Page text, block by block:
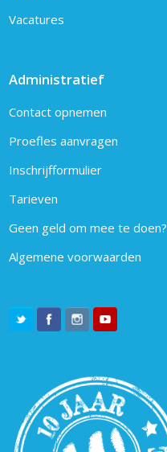
Vacatures
Administratief
Contact opnemen
Proefles aanvragen
Inschrijfformulier
Tarieven
Geen geld om mee te doen?
Algemene voorwaarden